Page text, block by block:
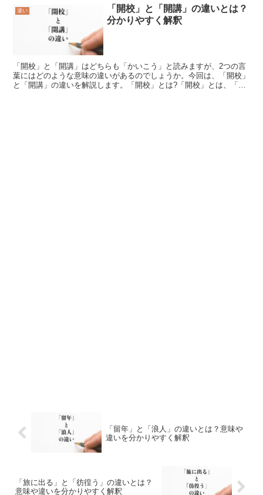
違い
「開校」と「開講」の違いとは？
分かりやすく解釈
「開校」と「開講」はどちらも「かいこう」と読みますが、2つの言
葉にはどのような意味の違いがあるのでしょうか。今回は、「開校」
と「開講」の違いを解説します。「開校」とは?「開校」とは、「学
「留年」と「浪人」の違いとは？意味や
違いを分かりやすく解釈
「旅に出る」と「彷徨う」の違いとは？
意味や違いを分かりやすく解釈